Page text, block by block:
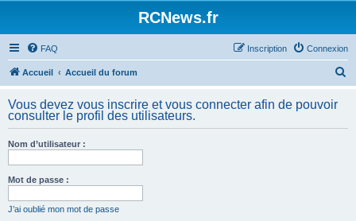
RCNews.fr
FAQ Connexion
Inscription
Accueil Accueil du forum
h
Vous devez vous inscrire et vous connecter afin de pouvoir
consulter le profil des utilisateurs.
Nom d’utilisateur :
Mot de passe :
J’ai oublié mon mot de passe
Panneau de gestion des cookies